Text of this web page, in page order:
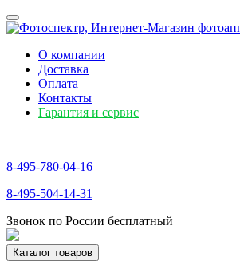
О компании
Доставка
Оплата
Контакты
Гарантия и сервис
8-495-780-04-16
8-495-504-14-31
Звонок по России бесплатный
Каталог товаров